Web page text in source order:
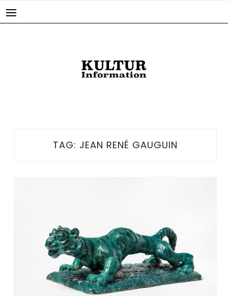
TAG: JEAN RENÉ GAUGUIN